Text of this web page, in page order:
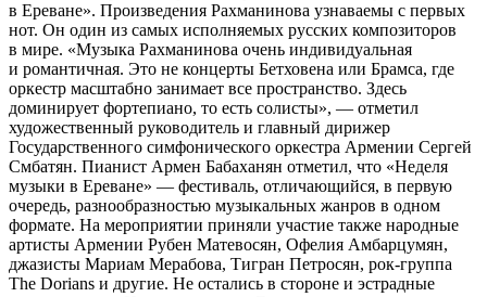
в Ереване». Произведения Рахманинова узнаваемы с первых
нот. Он один из самых исполняемых русских композиторов
в мире. «Музыка Рахманинова очень индивидуальная
и романтичная. Это не концерты Бетховена или Брамса, где
оркестр масштабно занимает все пространство. Здесь
доминирует фортепиано, то есть солисты», — отметил
художественный руководитель и главный дирижер
Государственного симфонического оркестра Армении Сергей
Смбатян. Пианист Армен Бабаханян отметил, что «Неделя
музыки в Ереване» — фестиваль, отличающийся, в первую
очередь, разнообразностью музыкальных жанров в одном
формате. На мероприятии приняли участие также народные
артисты Армении Рубен Матевосян, Офелия Амбарцумян,
джазисты Мариам Мерабова, Тигран Петросян, рок-группа
The Dorians и другие. Не остались в стороне и эстрадные